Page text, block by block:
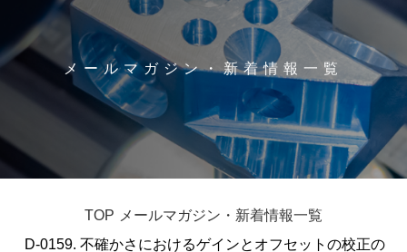
メールマガジン・新着情報一覧
TOP メールマガジン・新着情報一覧
D-0159. 不確かさにおけるゲインとオフセットの校正の